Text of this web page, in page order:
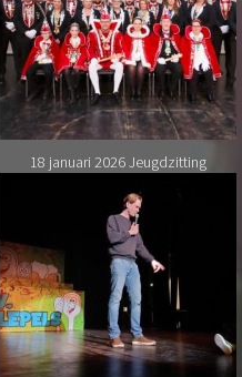
18 januari 2026 Jeugdzitting